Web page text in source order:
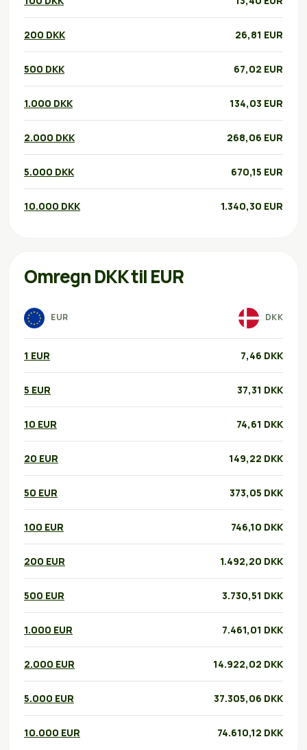
200 DKK 26,81 EUR
500 DKK 67,02 EUR
1.000 DKK 134,03 EUR
2.000 DKK 268,06 EUR
5.000 DKK 670,15 EUR
10.000 DKK 1.340,30 EUR
Omregn DKK til EUR
EUR DKK
1 EUR 7,46 DKK
5 EUR 37,31 DKK
10 EUR 74,61 DKK
20 EUR 149,22 DKK
50 EUR 373,05 DKK
100 EUR 746,10 DKK
200 EUR 1.492,20 DKK
500 EUR 3.730,51 DKK
1.000 EUR 7.461,01 DKK
2.000 EUR 14.922,02 DKK
5.000 EUR 37.305,06 DKK
10.000 EUR 74.610,12 DKK